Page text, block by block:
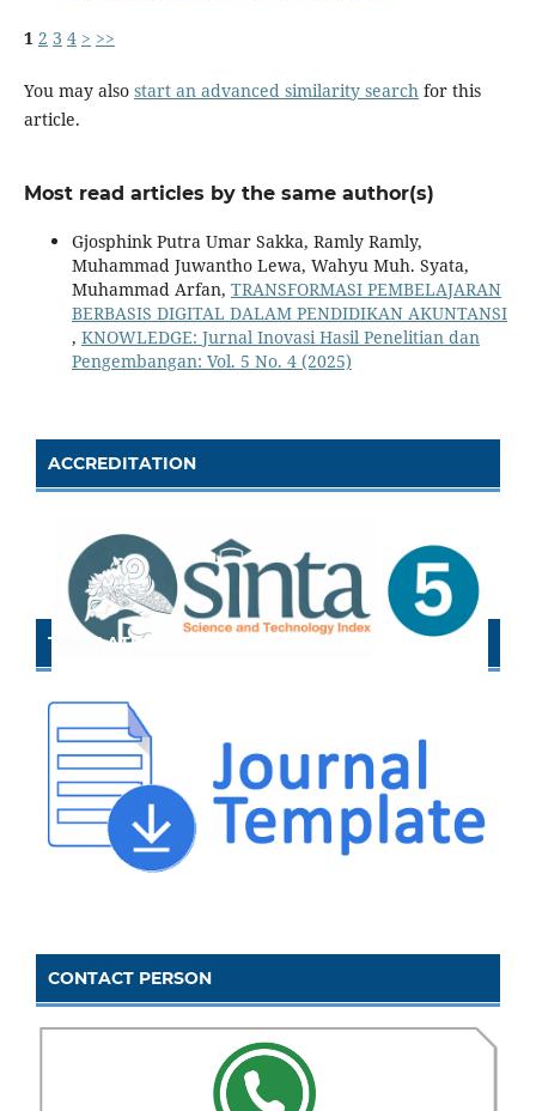
1 2 3 4 > >>
You may also start an advanced similarity searchfor this
article.
Most read articles by the same author(s)
Gjosphink Putra Umar Sakka, Ramly Ramly,
Muhammad Juwantho Lewa, Wahyu Muh. Syata,
Muhammad Arfan, TRANSFORMASI PEMBELAJARAN
BERBASIS DIGITAL DALAM PENDIDIKAN AKUNTANSI
, KNOWLEDGE: Jurnal Inovasi Hasil Penelitian dan
Pengembangan: Vol. 5 No. 4 (2025)
ACCREDITATION
TEMPLATE
CONTACT PERSON